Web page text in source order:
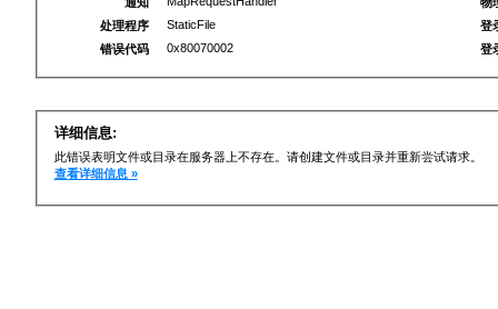
处理程序
StaticFile
错误代码
0x80070002
登
登
详细信息:
此错误表明文件或目录在服务器上不存在。请创建文件或目录并重新尝试请求。
查看详细信息 »